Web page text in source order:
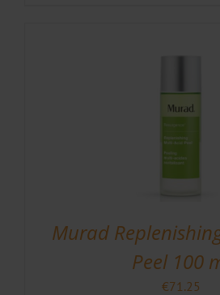
Murad
Peel 100
€71.25